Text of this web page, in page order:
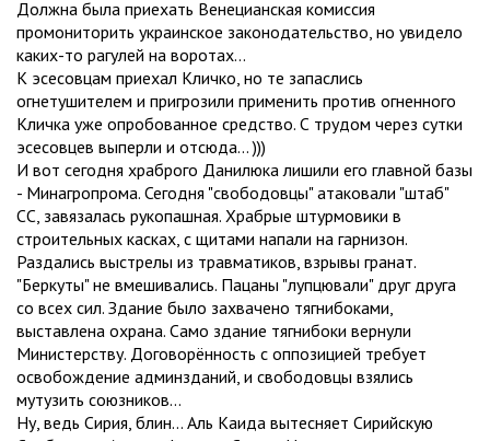
Должна была приехать Венецианская комиссия
промониторить украинское законодательство, но увидело
каких-то рагулей на воротах...
К эсесовцам приехал Кличко, но те запаслись
огнетушителем и пригрозили применить против огненного
Кличка уже опробованное средство. С трудом через сутки
эсесовцев выперли и отсюда... )))
И вот сегодня храброго Данилюка лишили его главной базы
- Минагропрома. Сегодня "свободовцы" атаковали "штаб"
СС, завязалась рукопашная. Храбрые штурмовики в
строительных касках, с щитами напали на гарнизон.
Раздались выстрелы из травматиков, взрывы гранат.
"Беркуты" не вмешивались. Пацаны "лупцювали" друг друга
со всех сил. Здание было захвачено тягнибоками,
выставлена охрана. Само здание тягнибоки вернули
Министерству. Договорённость с оппозицией требует
освобождение админзданий, и свободовцы взялись
мутузить союзников...
Ну, ведь Сирия, блин... Аль Каида вытесняет Сирийскую